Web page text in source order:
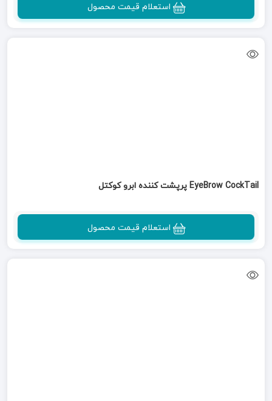
استعلام قیمت محصول
EyeBrow CockTail پرپشت کننده ابرو کوکتل
استعلام قیمت محصول